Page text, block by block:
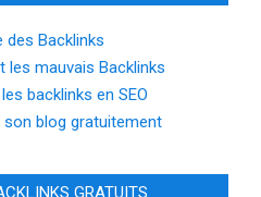
des Backlinks
les mauvais Backlinks
backlinks en SEO
son blog gratuitement
GRATUITS